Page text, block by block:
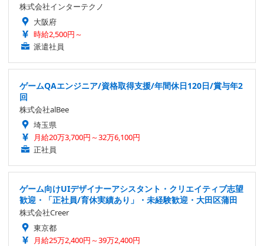
株式会社インターテクノ
大阪府
時給2,500円～
派遣社員
ゲームQAエンジニア/資格取得支援/年間休日120日/賞与年2
回
株式会社alBee
埼玉県
月給20万3,700円～32万6,100円
正社員
ゲーム向けUIデザイナーアシスタント・クリエイティブ志望
歓迎・「正社員/育休実績あり」・未経験歓迎・大田区蒲田
株式会社Creer
東京都
月給25万2,400円～39万2,400円